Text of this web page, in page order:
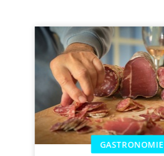
GASTRONOMIE